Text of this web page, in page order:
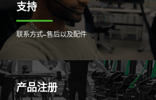
支持
联系方式–售后以及配件
产品注册